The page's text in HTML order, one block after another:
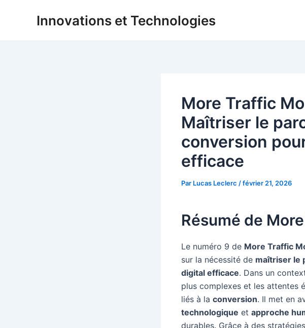
Innovations et Technologies
More Traffic
Maîtriser le
conversion
efficace
Par Lucas Leclerc /février 21, 2026
Résumé de
Le numéro 9 de More Traffic
sur la nécessité de maîtriser le
digital efficace. Dans un
plus complexes et les attentes
liés à la conversion. Il met en
technologique et approche
durables. Grâce à des